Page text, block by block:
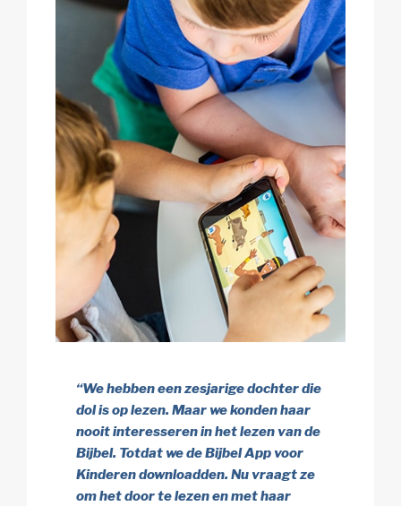
“We hebben een zesjarige dochter die
dol is op lezen. Maar we konden haar
nooit interesseren in het lezen van de
Bijbel. Totdat we de Bijbel App voor
Kinderen downloadden. Nu vraagt ze
om het door te lezen en met haar